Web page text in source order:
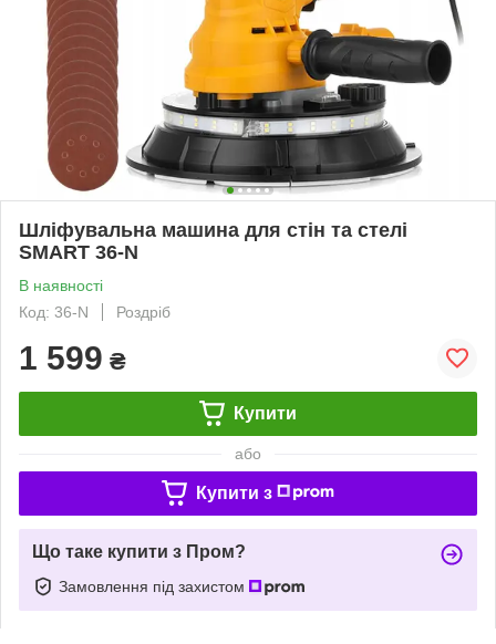
Шліфувальна машина для стін та стелі
SMART 36-N
В наявності
Код: 36-N
Роздріб
1 599 ₴
Купити
або
Купити з
Що таке купити з Пром?
Замовлення під захистом